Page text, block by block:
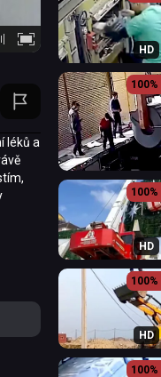
léků a
HD
100%
100%
HD
100%
HD
100%